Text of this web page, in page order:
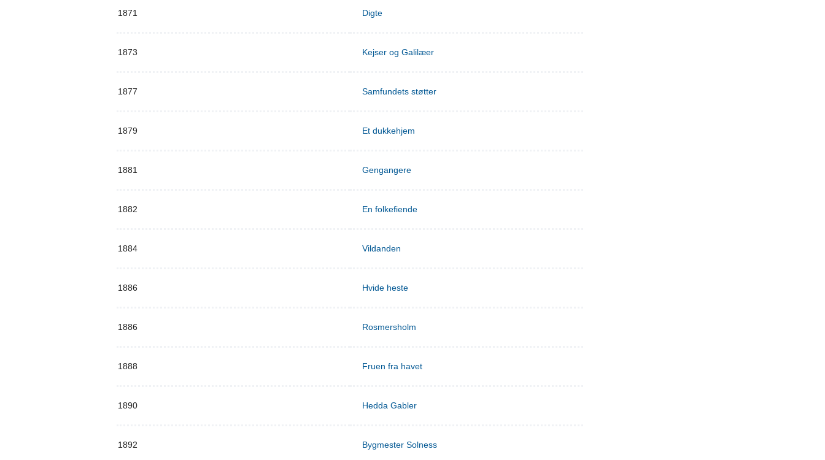
1871 Digte
1873 Kejser og Galilæer
1877 Samfundets støtter
1879 Et dukkehjem
1881 Gengangere
1882 En folkefiende
1884 Vildanden
1886 Hvide heste
1886 Rosmersholm
1888 Fruen fra havet
1890 Hedda Gabler
1892 Bygmester Solness